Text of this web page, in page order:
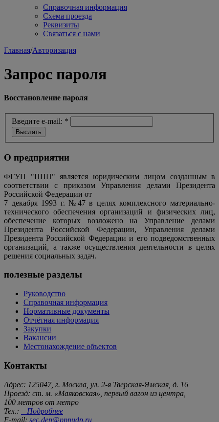
Справочная информация
Схема проезда
Реквизиты
Связаться с нами
Главная/Авторизация
Запрос пароля
Восстановление пароля
Введите e-mail: *
О предприятии
ФГУП "ППП" является юридическим лицом созданным в
соответствии с приказом Управления делами Президента
Российской Федерации от
7 декабря 1993 г. №47 в целях комплексного материально-
технического обеспечения организаций и физических лиц,
обеспечение которых возложено на Управление делами
Президента Российской Федерации, Управления делами
Президента Российской Федерации и его подведомственных
организаций, а также осуществления деятельности в целях
решения социальных задач.
полезные разделы
Руководство
Справочная информация
Нормативные документы
Отчётная информация
Закупки
Вакансии
Местонахождение объектов
Контакты
Адрес: 125047, г. Москва, ул. 2-я Тверская-Ямская, д. 16
Проезд: ст. м. «Маяковская», первый вагон из центра,
100 метров от метро
Тел.:
Подробнее
E-mail: sec.dep@pppudp.ru